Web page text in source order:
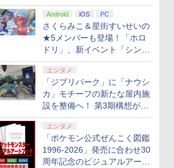
Android iOS PC
さくらみこ＆星街すいせいの
★5メンバーも登場！「ホロ
ドリ」、新イベント「シンク
ロする夏のスパークル」がス
タート
エンタメ
「ジブリパーク」に「ナウシ
カ」モチーフの新たな屋内施
設を整備へ！ 第3期構想が公
開
エンタメ
「ポケモン公式ぜんこく図鑑
1996-2026」発売に合わせ30
周年記念のビジュアルアート